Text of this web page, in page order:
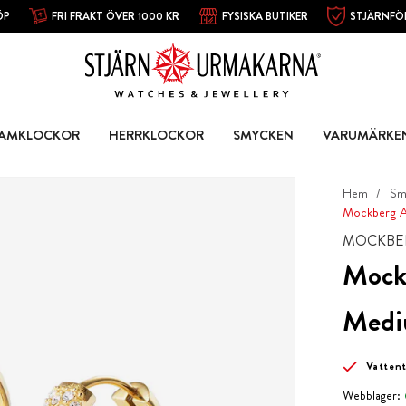
FRI FRAKT ÖVER 1000 KR FYSISKA BUTIKER
HERRKLOCKOR SMYCKEN
Hem
Mockberg
Webblager: